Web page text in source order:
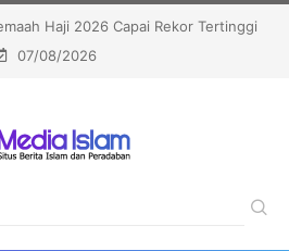
Berpeluang jadi Senat Michigan,
Kalahkan Kandidat Pro-Israel
07/08/2026